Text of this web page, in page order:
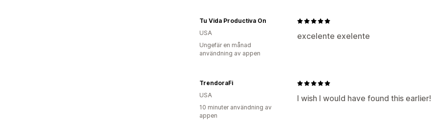
excelente exelente
Tu Vida Productiva On
USA
Ungefär en månad
användning av appen
I wish I would have found this earlier!
TrendoraFi
USA
10 minuter användning av
appen